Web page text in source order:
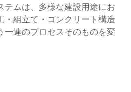
テムは、多様な建設用途にお
・組立て・コンクリート構造
一連のプロセスそのものを変